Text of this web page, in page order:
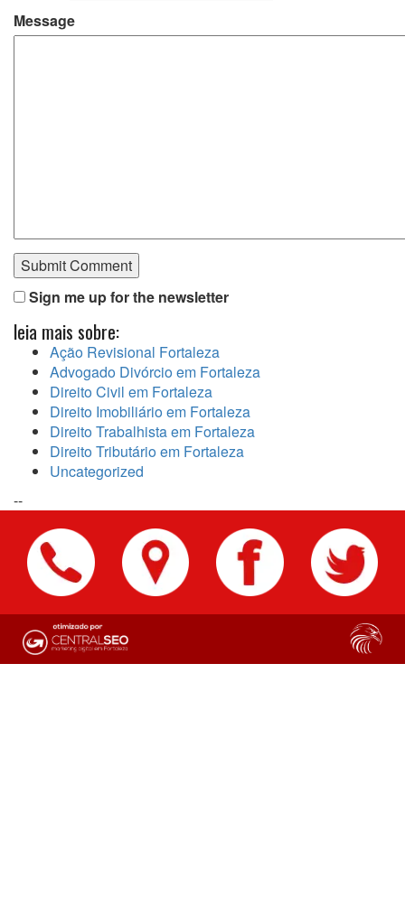
Message
Sign me up for the newsletter
leia mais sobre:
Ação Revisional Fortaleza
Advogado Divórcio em Fortaleza
Direito Civil em Fortaleza
Direito Imobiliário em Fortaleza
Direito Trabalhista em Fortaleza
Direito Tributário em Fortaleza
Uncategorized
--